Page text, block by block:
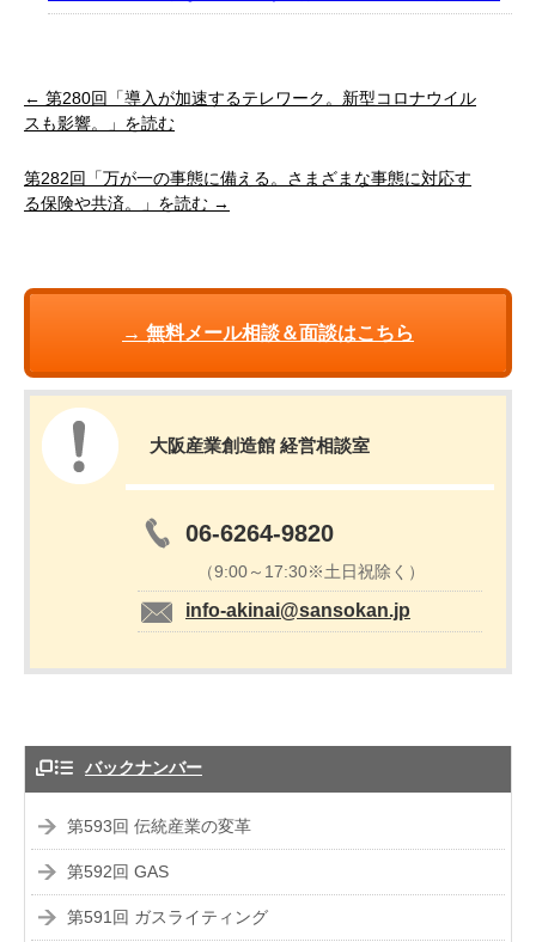
← 第280回「導入が加速するテレワーク。新型コロナウイル
スも影響。」を読む
第282回「万が一の事態に備える。さまざまな事態に対応す
る保険や共済。」を読む →
→ 無料メール相談＆面談はこちら
大阪産業創造館 経営相談室
06-6264-9820
（9:00～17:30※土日祝除く）
info-akinai@sansokan.jp
バックナンバー
第593回 伝統産業の変革
第592回 GAS
第591回 ガスライティング